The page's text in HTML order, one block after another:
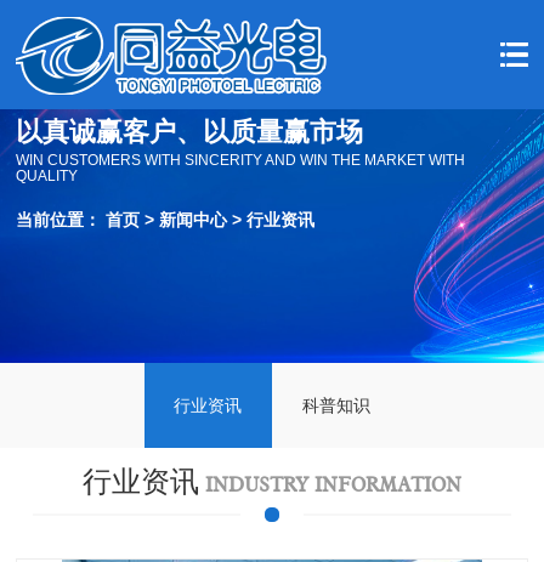
以真诚赢客户、以质量赢市场
WIN CUSTOMERS WITH SINCERITY AND WIN THE MARKET WITH
QUALITY
当前位置：首页 > 新闻中心>行业资讯
行业资讯 科普知识
行业资讯 INDUSTRY INFORMATION